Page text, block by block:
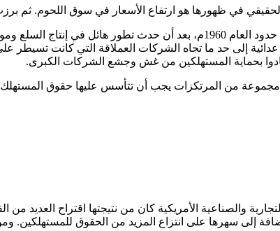
أما الحضور الواضح والقوي لهذه الجمعيات فكان في بداية الستينات الميلادية أي في
إلى حد ما تجاه الشركات العملاقة التي كانت
بحماية المستهلكين من غش وجشع الشركات الكبرى.
مجموعة من المرتكزات يجب أن تتأسس عليها حقوق
والصناعية الأمريكية كان من نتيجتها اقتراح العديد من
إلى سهرها على انتزاع المزيد من الحقوق